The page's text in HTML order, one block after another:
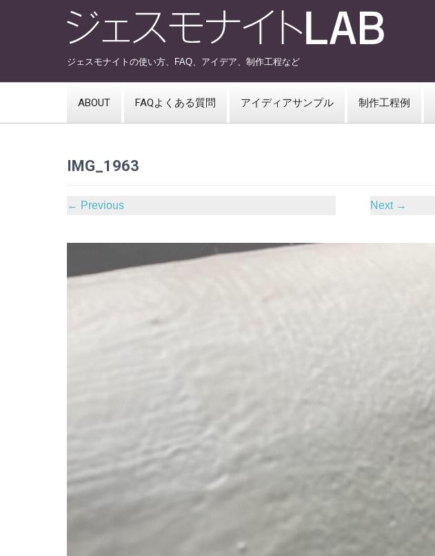
ジェスモナイトの使い方、FAQ、アイデア、制作工程など
ABOUT FAQよくある質問 アイディアサンプル 制作工程例
IMG_1963
← Previous Next →